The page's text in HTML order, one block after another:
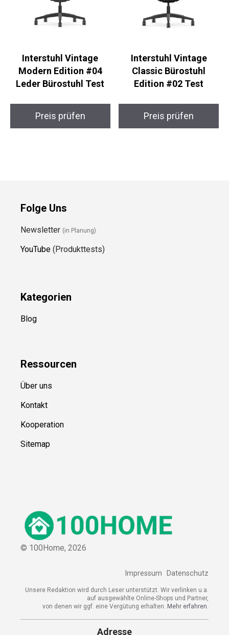
Interstuhl Vintage
Modern Edition #04
Leder Bürostuhl Test
Preis prüfen
Interstuhl Vintage
Classic Bürostuhl
Edition #02 Test
Preis prüfen
Folge Uns
Newsletter (in Planung)
YouTube (Produkttests)
Kategorien
Blog
Ressourcen
Über uns
Kontakt
Kooperation
Sitemap
© 100Home, 2026
Impressum Datenschutz
Unsere Redaktion wird durch Leser unterstützt. Wir verlinken u.a.
auf ausgewählte Online-Shops und Partner,
von denen wir ggf. eine Vergütung erhalten. Mehr erfahren.
Adresse